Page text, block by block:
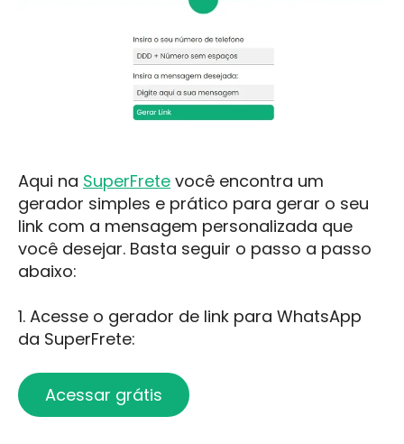
Aqui na SuperFrete você encontra um
gerador simples e prático para gerar o seu
link com a mensagem personalizada que
você desejar. Basta seguir o passo a passo
abaixo:
1. Acesse o gerador de link para WhatsApp
da SuperFrete:
Acessar grátis